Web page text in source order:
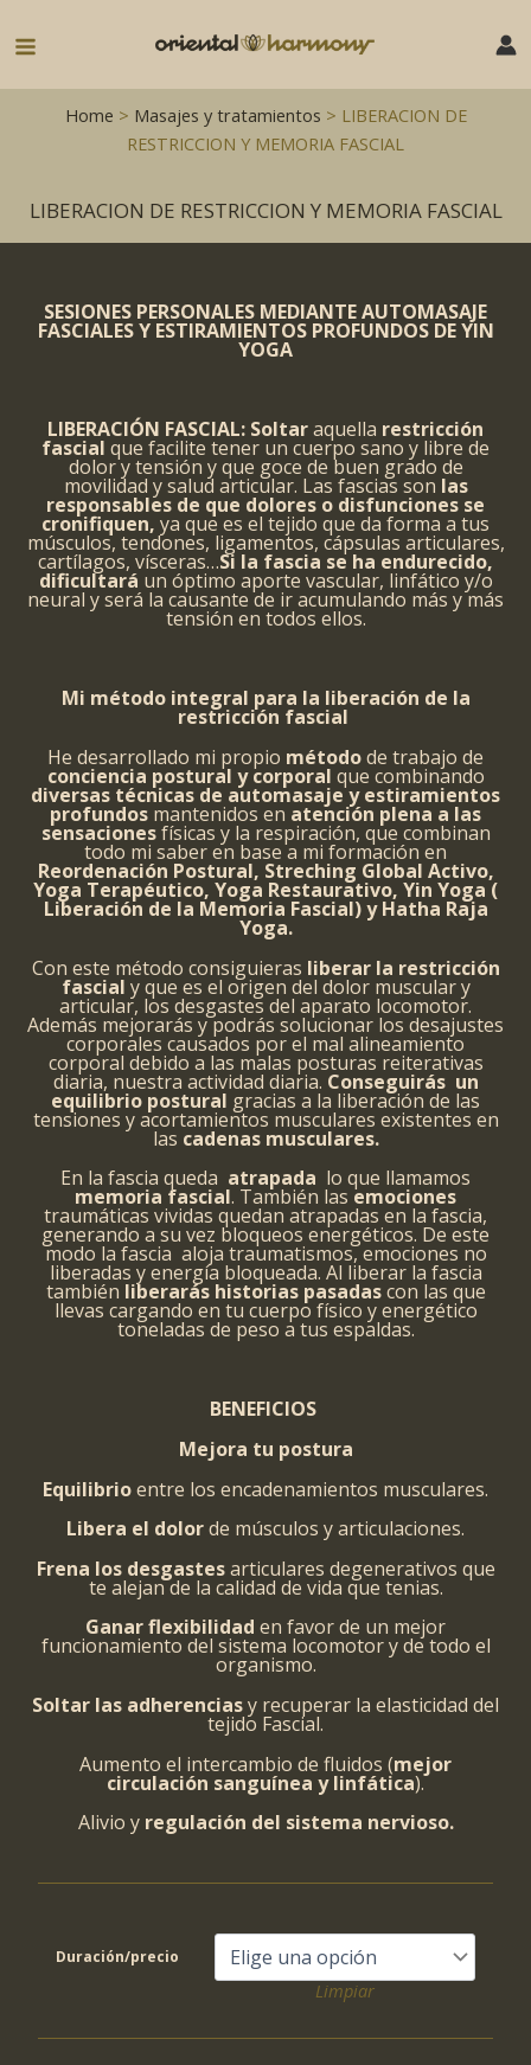
Main
MenuHome > Masajes y tratamientos > LIBERACION DE
RESTRICCION Y MEMORIA FASCIAL
LIBERACION DE RESTRICCION Y MEMORIA FASCIAL
SESIONES PERSONALES MEDIANTE AUTOMASAJE
FASCIALES Y ESTIRAMIENTOS PROFUNDOS DE YIN
YOGA
LIBERACIÓN FASCIAL: Soltaraquella restricción
fascial que facilite tener un cuerpo sano y libre de
dolor y tensión y que goce de buen grado de
movilidad y salud articular. Las fascias son las
responsables de que dolores o disfunciones se
cronifiquen, ya que es el tejido que da forma a tus
músculos, tendones, ligamentos, cápsulas articulares,
cartílagos, vísceras…Si la fascia se ha endurecido,
dificultará un óptimo aporte vascular, linfático y/o
neural y será la causante de ir acumulando más y más
tensión en todos ellos.
Mi método integral para la liberación de la
restricción fascial
He desarrollado mi propio métodode trabajo de
conciencia postural y corporal que combinando
diversas técnicas de automasaje y estiramientos
profundos mantenidos en atención plena a las
sensacionesfísicas y la respiración, que combinan
todo mi saber en base a mi formación en
Reordenación Postural, Streching Global Activo,
Yoga Terapéutico, Yoga Restaurativo, Yin Yoga (
Liberación de la Memoria Fascial) y Hatha Raja
Yoga.
Con este método consiguieras liberar la restricción
fascial y que es el origen del dolor muscular y
articular, los desgastes del aparato locomotor.
Además mejorarás y podrás solucionar los desajustes
corporales causados por el mal alineamiento
corporal debido a las malas posturas reiterativas
diaria, nuestra actividad diaria. Conseguirás un
equilibrio postural gracias a la liberación de las
tensiones y acortamientos musculares existentes en
las cadenas musculares.
En la fascia queda atrapada lo que llamamos
memoria fascial. También las emociones
traumáticas vividas quedan atrapadas en la fascia,
generando a su vez bloqueos energéticos. De este
modo la fascia aloja traumatismos, emociones no
liberadas y energía bloqueada. Al liberar la fascia
también liberarás historias pasadascon las que
llevas cargando en tu cuerpo físico y energético
toneladas de peso a tus espaldas.
BENEFICIOS
Mejora tu postura
Equilibrioentre los encadenamientos musculares.
Libera el dolorde músculos y articulaciones.
Frena los desgastesarticulares degenerativos que
te alejan de la calidad de vida que tenias.
Ganar flexibilidad en favor de un mejor
funcionamiento del sistema locomotor y de todo el
organismo.
Soltar las adherenciasy recuperar la elasticidad del
tejido Fascial.
Aumento el intercambio de fluidos (mejor
circulación sanguínea y linfática).
Alivio y regulación del sistema nervioso.
Duración/precio
Limpiar